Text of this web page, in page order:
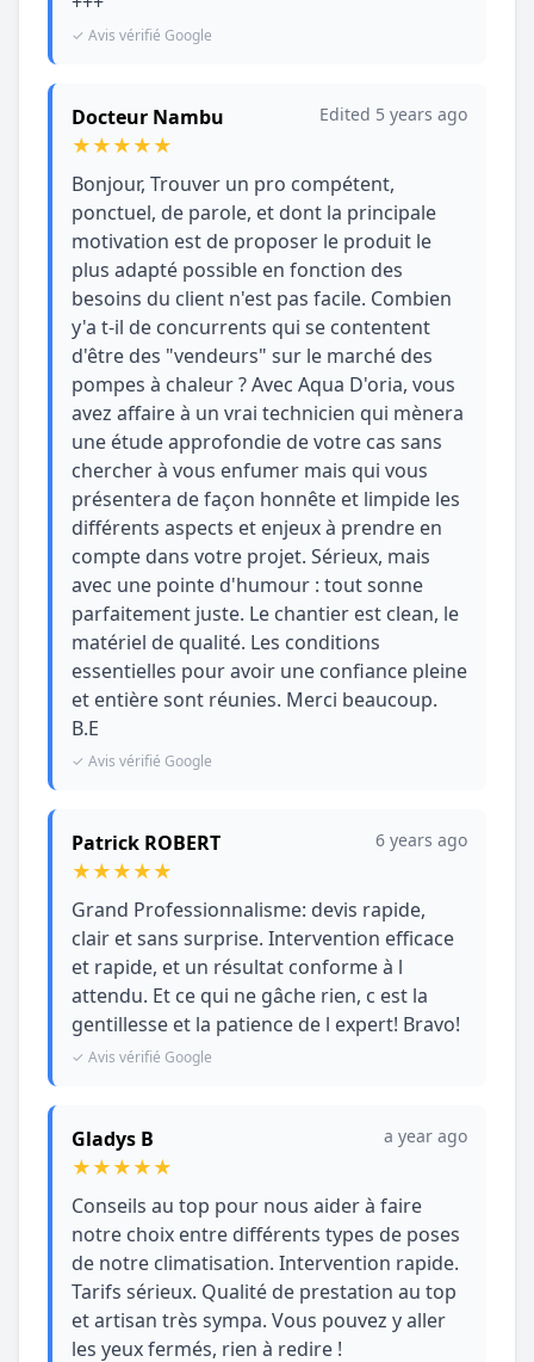
✓ Avis vérifié Google
Docteur Nambu
★★★★★
Edited 5 years ago
Bonjour, Trouver un pro compétent,
ponctuel, de parole, et dont la principale
motivation est de proposer le produit le
plus adapté possible en fonction des
besoins du client n'est pas facile. Combien
y'a t-il de concurrents qui se contentent
d'être des "vendeurs" sur le marché des
pompes à chaleur ? Avec Aqua D'oria, vous
avez affaire à un vrai technicien qui mènera
une étude approfondie de votre cas sans
chercher à vous enfumer mais qui vous
présentera de façon honnête et limpide les
différents aspects et enjeux à prendre en
compte dans votre projet. Sérieux, mais
avec une pointe d'humour : tout sonne
parfaitement juste. Le chantier est clean, le
matériel de qualité. Les conditions
essentielles pour avoir une confiance pleine
et entière sont réunies. Merci beaucoup.
B.E
✓ Avis vérifié Google
Patrick ROBERT
★★★★★
6 years ago
Grand Professionnalisme: devis rapide,
clair et sans surprise. Intervention efficace
et rapide, et un résultat conforme à l
attendu. Et ce qui ne gâche rien, c est la
gentillesse et la patience de l expert! Bravo!
✓ Avis vérifié Google
Gladys B
★★★★★
a year ago
Conseils au top pour nous aider à faire
notre choix entre différents types de poses
de notre climatisation. Intervention rapide.
Tarifs sérieux. Qualité de prestation au top
et artisan très sympa. Vous pouvez y aller
les yeux fermés, rien à redire !